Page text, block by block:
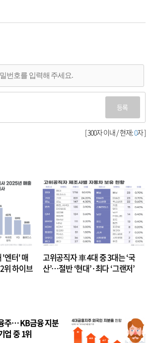
등록
[ 300자 이내 / 현재:0자 ]
'엔터' 매
하이브
고위공직자 車 4대 중 3대는 ‘국
산’…절반 ‘현대’·최다 ‘그랜저’
주… KB금융 지분
업 중 1위